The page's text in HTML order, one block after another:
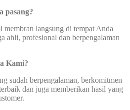
pasang?
membran langsung di tempat Anda
ahli, profesional dan berpengalaman
Kami?
sudah berpengalaman, berkomitmen
dan juga memberikan hasil yang